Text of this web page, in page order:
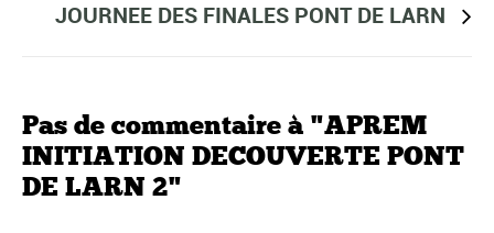
JOURNEE DES FINALES PONT DE LARN
Pas de commentaire à "APREM
INITIATION DECOUVERTE PONT
DE LARN 2"